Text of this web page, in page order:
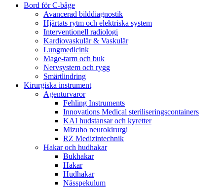
Bord för C-båge
Avancerad bilddiagnostik
Hjärtats rytm och elektriska system
Interventionell radiologi
Kardiovaskulär & Vaskulär
Lungmedicink
Mage-tarm och buk
Nervsystem och rygg
Smärtlindring
Kirurgiska instrument
Agenturvaror
Fehling Instruments
Innovations Medical steriliseringscontainers
KAI hudstansar och kyretter
Mizuho neurokirurgi
RZ Medizintechnik
Hakar och hudhakar
Bukhakar
Hakar
Hudhakar
Nässpekulum